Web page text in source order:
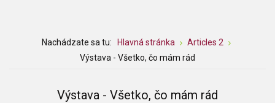
Nachádzate sa tu: Hlavná stránka
Articles 2
Výstava - Všetko, čo mám rád
Výstava - Všetko, čo mám rád